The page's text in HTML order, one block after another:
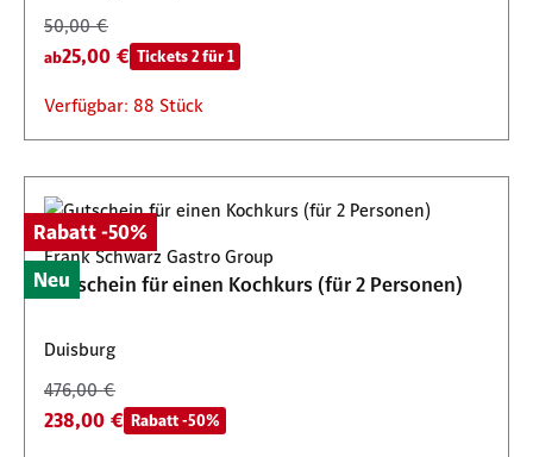
50,00 €
ab25,00 € Tickets 2 für 1
Verfügbar: 88 Stück
Rabatt -50%
Neu
Frank Schwarz Gastro Group
Gutschein für einen Kochkurs (für 2 Personen)
Duisburg
476,00 €
238,00 € Rabatt -50%